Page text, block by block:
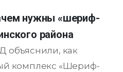
нужны «шериф-
района
объяснили, как
комплекс «Шериф-